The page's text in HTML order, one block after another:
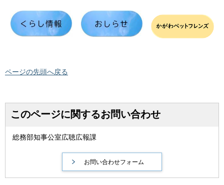
ページの先頭へ戻る
このページに関するお問い合わせ
総務部知事公室広聴広報課